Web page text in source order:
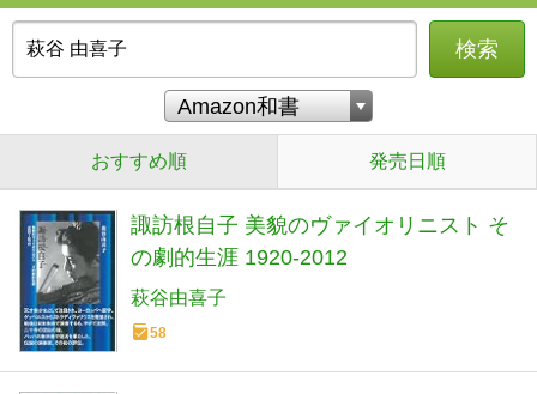
検索
おすすめ順 発売日順
諏訪根自子 美貌のヴァイオリニスト そ
の劇的生涯 1920-2012
萩谷由喜子
58